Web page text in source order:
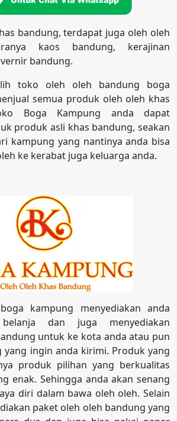
bandung, terdapat juga oleh oleh
kaos bandung, kerajinan
bandung.
toko oleh oleh bandung boga
semua produk oleh oleh khas
Boga Kampung anda dapat
produk asli khas bandung, seakan
kampung yang nantinya anda bisa
ke kerabat juga keluarga anda.
kampung menyediakan anda
dan juga menyediakan
untuk ke kota anda atau pun
ingin anda kirimi. Produk yang
produk pilihan yang berkualitas
enak. Sehingga anda akan senang
diri dalam bawa oleh oleh. Selain
paket oleh oleh bandung yang